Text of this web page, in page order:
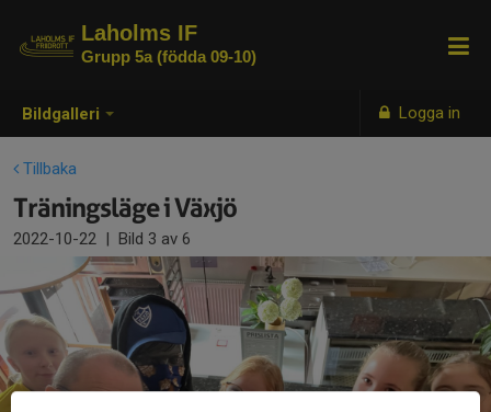
Bildgalleri Logga in
Laholms IF
Grupp 5a (födda 09-10)
Tillbaka
Träningsläge i Växjö
2022-10-22 | Bild 3 av 6